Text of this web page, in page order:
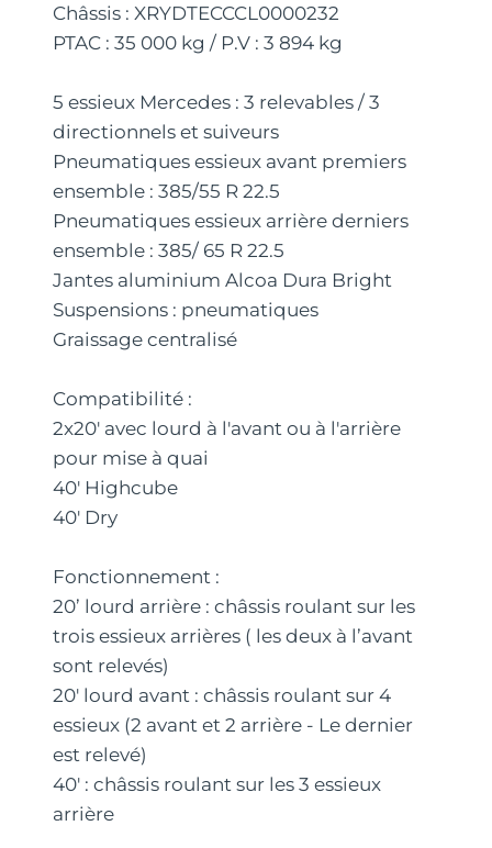
Châssis : XRYDTECCCL0000232
PTAC : 35 000 kg / P.V : 3 894 kg
5 essieux Mercedes : 3 relevables / 3
directionnels et suiveurs
Pneumatiques essieux avant premiers
ensemble : 385/55 R 22.5
Pneumatiques essieux arrière derniers
ensemble : 385/ 65 R 22.5
Jantes aluminium Alcoa Dura Bright
Suspensions : pneumatiques
Graissage centralisé
Compatibilité :
2x20' avec lourd à l'avant ou à l'arrière
pour mise à quai
40' Highcube
40' Dry
Fonctionnement :
20’ lourd arrière : châssis roulant sur les
trois essieux arrières ( les deux à l’avant
sont relevés)
20' lourd avant : châssis roulant sur 4
essieux (2 avant et 2 arrière - Le dernier
est relevé)
40' : châssis roulant sur les 3 essieux
arrière